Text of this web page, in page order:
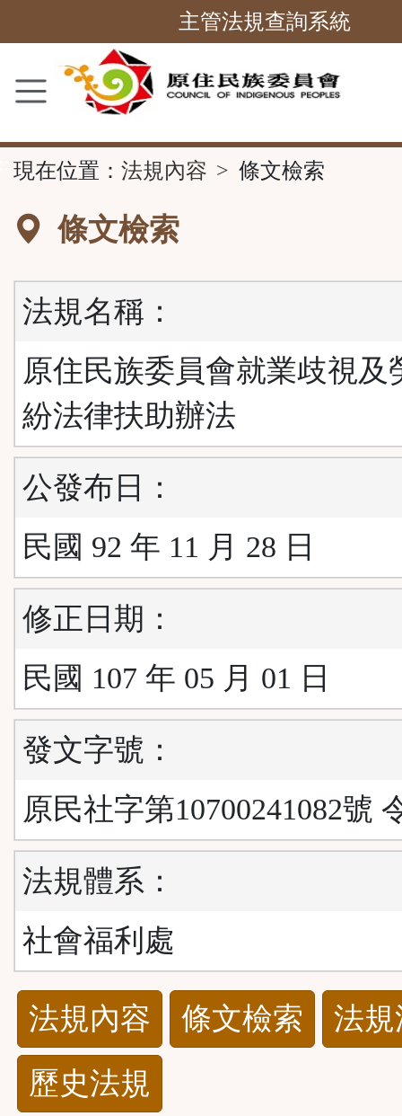
到
要
容
區
主管法規查詢系統
現在位置： 法規內容 條文檢索
條文檢索
法規名稱：
原住民族委員會就業歧視及
紛法律扶助辦法
公發布日：
民國 92 年 11 月 28 日
修正日期：
民國 107 年 05 月 01 日
發文字號：
原民社字第10700241082號
法規體系：
社會福利處
法
規
功
法規內容 條文檢索
法
歷史法規